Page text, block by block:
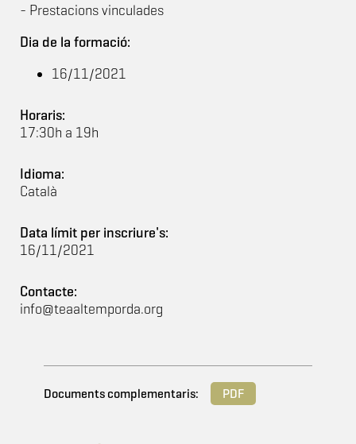
- Prestacions vinculades
Dia de la formació:
16/11/2021
Horaris:
17:30h a 19h
Idioma:
Català
Data límit per inscriure's:
16/11/2021
Contacte:
info@teaaltemporda.org
Documents complementaris: PDF